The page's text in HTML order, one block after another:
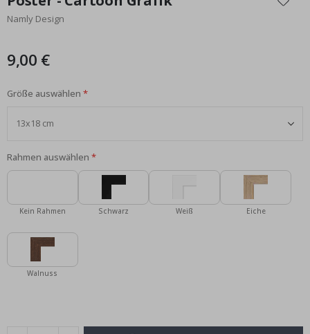
der
Bildgalerie
Namly Design
9,00 €
Größe auswählen
Rahmen auswählen
Kein Rahmen Schwarz Weiß Eiche
Walnuss